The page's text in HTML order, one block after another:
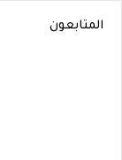
المتابعون